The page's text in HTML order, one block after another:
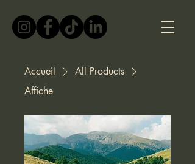
Accueil
All Products
Affiche